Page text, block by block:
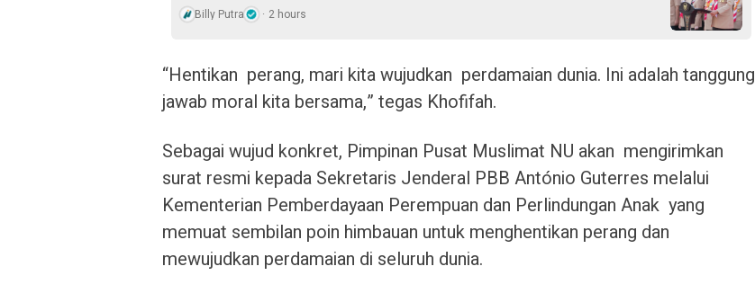
Billy Putra 2 hours
“Hentikan perang, mari kita wujudkan perdamaian dunia. Ini adalah tanggung
jawab moral kita bersama,” tegas Khofifah.
Sebagai wujud konkret, Pimpinan Pusat Muslimat NU akan mengirimkan
surat resmi kepada Sekretaris Jenderal PBB António Guterres melalui
Kementerian Pemberdayaan Perempuan dan Perlindungan Anak yang
memuat sembilan poin himbauan untuk menghentikan perang dan
mewujudkan perdamaian di seluruh dunia.